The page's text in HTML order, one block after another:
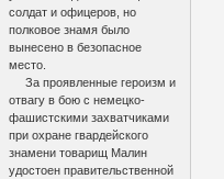
солдат и офицеров, но
полковое знамя было
вынесено в безопасное
место.
За проявленные героизм и
отвагу в бою с немецко-
фашистскими захватчиками
при охране гвардейского
знамени товарищ Малин
удостоен правительственной